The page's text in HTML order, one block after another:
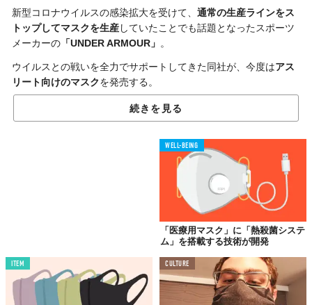
新型コロナウイルスの感染拡大を受けて、 通常の生産ラインをス
トップしてマスクを生産していたことでも話題となったスポーツ
メーカーの 「UNDER ARMOUR」 。
ウイルスとの戦いを全力でサポートしてきた同社が、今度はアス
リート向けのマスクを発売する。
続きを見る
WELL-BEING
「医療用マスク」に「熱殺菌システ
ム」を搭載する技術が開発
ITEM CULTURE